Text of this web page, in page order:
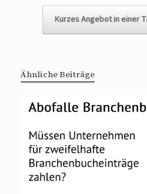
Kurzes Angebot in einer
Ähnliche Beiträge